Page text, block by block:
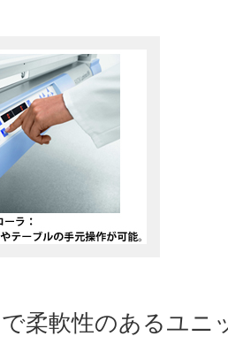
柔軟性のあるユニ